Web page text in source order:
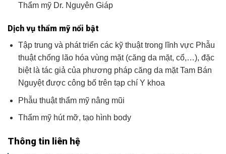
Thẩm mỹ Dr. Nguyên Giáp
Dịch vụ thẩm mỹ nổi bật
Tập trung và phát triển các kỹ thuật trong lĩnh vực Phẫu
thuật chống lão hóa vùng mặt (căng da mặt, cổ,…), đặc
biệt là tác giả của phương pháp căng da mặt Tam Bán
Nguyệt được công bố trên tạp chí Y khoa
Phẫu thuật thẩm mỹ nâng mũi
Thẩm mỹ hút mỡ, tạo hình body
Thông tin liên hệ